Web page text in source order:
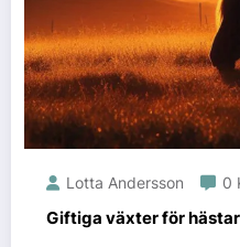
Lotta Andersson 0
Giftiga växter för hästar